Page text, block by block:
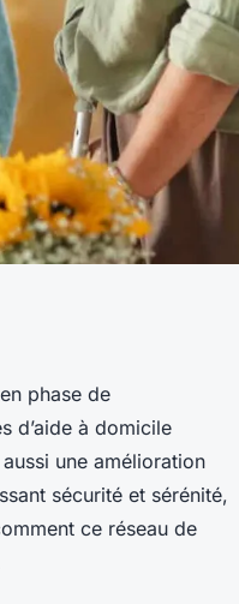
phase de
d’aide à domicile
une amélioration
sécurité et sérénité,
ce réseau de